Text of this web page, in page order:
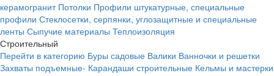
керамогранит Потолки Профили штукатурные, специальные
профили Стеклосетки, серпянки, углозащитные и специальные
ленты Сыпучие материалы Теплоизоляция
Строительный
Перейти в категорию Буры садовые Валики Ванночки и решетки
Захваты подъемные- Карандаши строительные Кельмы и мастерки